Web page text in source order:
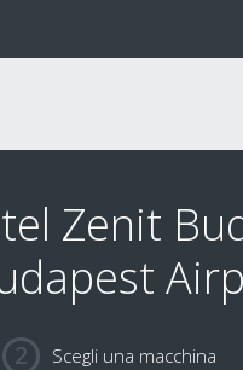
Zenit
Scegli una macchina